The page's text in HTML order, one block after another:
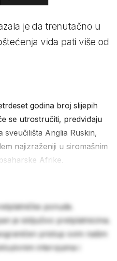
je da trenutačno u
vida pati više od
godina broj slijepih
se utrostručiti, predviđaju
sveučilišta Anglia Ruskin,
najizraženiji u siromašnim
Afrike.
ponude.
je isključivo pretplatnicima.
pristup svim našim
intervjuima i